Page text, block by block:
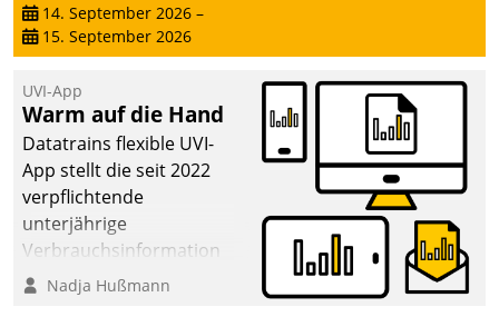
14. September 2026 –
15. September 2026
UVI-App
Warm auf die Hand
Datatrains flexible UVI-
App stellt die seit 2022
verpflichtende
unterjährige
Verbrauchsinformation
schnell, zuverlässig und
Nadja Hußmann